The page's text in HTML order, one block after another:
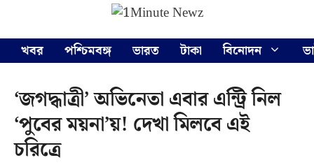
content
খবর
পশ্চিমবঙ্গ ভারত টাকা বিনোদন
‘জগদ্ধাত্রী’ অভিনেতা এবার এন্ট্রি নিল
‘পুবের ময়না’য়! দেখা মিলবে এই
চরিত্রে